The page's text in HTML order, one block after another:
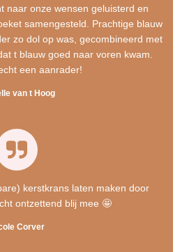
naar onze wensen geluisterd en
samengesteld. Prachtige blauw
zo dol op was, gecombineerd met
t blauw goed naar voren kwam.
een aanrader!
van t Hoog
kerstkrans laten maken door
ontzettend blij mee 🤩
Corver